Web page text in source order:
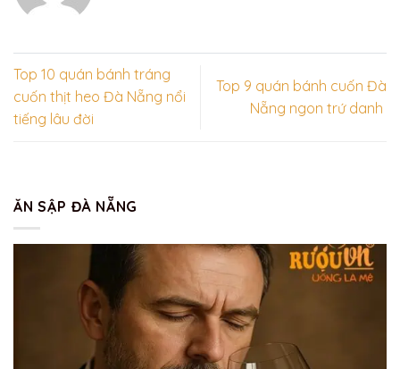
Top 10 quán bánh tráng
cuốn thịt heo Đà Nẵng nổi
tiếng lâu đời
Top 9 quán bánh cuốn Đà
Nẵng ngon trứ danh
ĂN SẬP ĐÀ NẴNG